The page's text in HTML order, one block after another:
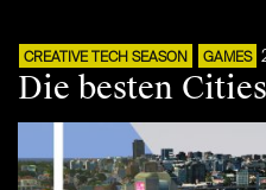
CREATIVE TECH SEASON GAMES
Die besten